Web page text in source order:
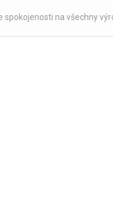
spokojenosti na všechny